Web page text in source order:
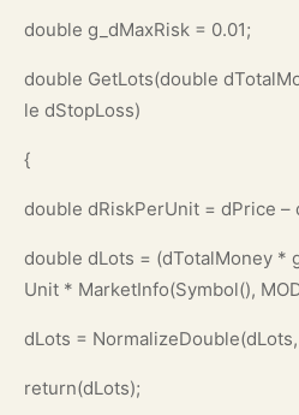
double g_dMaxRisk = 0.01;
double GetLots(double
le dStopLoss)
{
double dRiskPerUnit = dPrice –
double dLots = (dTotalMoney *
Unit * MarketInfo(Symbol(),
dLots =
return(dLots);